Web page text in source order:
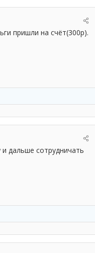
пришли на счёт(300р).
дальше сотрудничать